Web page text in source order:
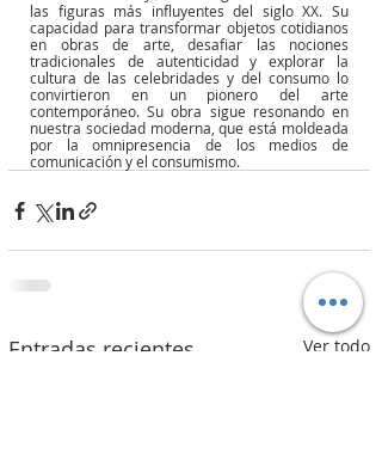
las figuras más influyentes del siglo XX. Su
capacidad para transformar objetos cotidianos
en obras de arte, desafiar las nociones
tradicionales de autenticidad y explorar la
cultura de las celebridades y del consumo lo
convirtieron en un pionero del arte
contemporáneo. Su obra sigue resonando en
nuestra sociedad moderna, que está moldeada
por la omnipresencia de los medios de
comunicación y el consumismo.
Entradas recientes Ver todo